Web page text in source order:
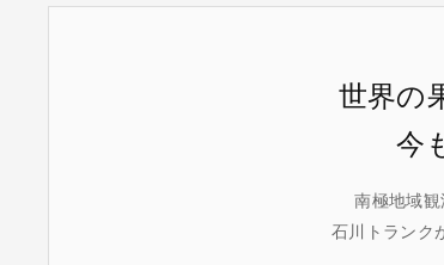
世界の
今
南極地域観
石川トランク